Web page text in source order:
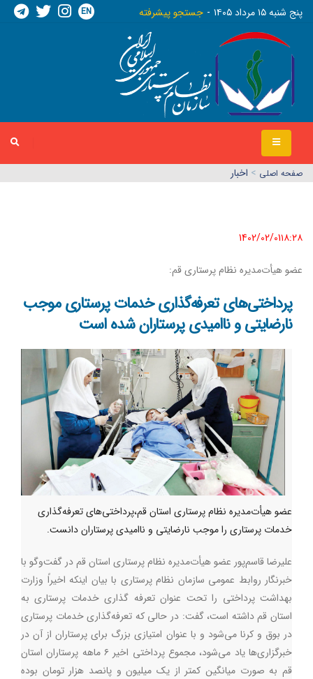
پنج شنبه ١٥ مرداد ١٤٠٥ جستجو پیشرفته EN
صفحه اصلي > اخبار
1402/02/01١٨:٢٨
عضو هیأت‌مدیره نظام پرستاری قم:
پرداختی‌های تعرفه‌گذاری خدمات پرستاری موجب
نارضایتی و ناامیدی پرستاران شده است
عضو هیأت‌مدیره نظام پرستاری استان قم،پرداختی‌های تعرفه‌گذاری
خدمات پرستاری را موجب نارضایتی و ناامیدی پرستاران دانست.
علیرضا قاسم‌پور عضو هیأت‌مدیره نظام پرستاری استان قم در گفت‌وگو با
خبرنگار روابط عمومی سازمان نظام پرستاری با بیان اینکه اخیراً وزارت
بهداشت پرداختی را تحت عنوان تعرفه گذاری خدمات پرستاری به
استان قم داشته است، گفت: در حالی که تعرفه‌گذاری خدمات پرستاری
در بوق و کرنا می‌شود و با عنوان امتیازی بزرگ برای پرستاران از آن در
خبرگزاری‌ها یاد می‌شود، مجموع پرداختی اخیر ۶ ماهه پرستاران استان
قم به صورت میانگین کمتر از یک میلیون و پانصد هزار تومان بوده